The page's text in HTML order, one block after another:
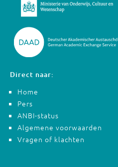
Direct naar:
Home
Pers
ANBI-status
Algemene voorwaarden
Vragen of klachten